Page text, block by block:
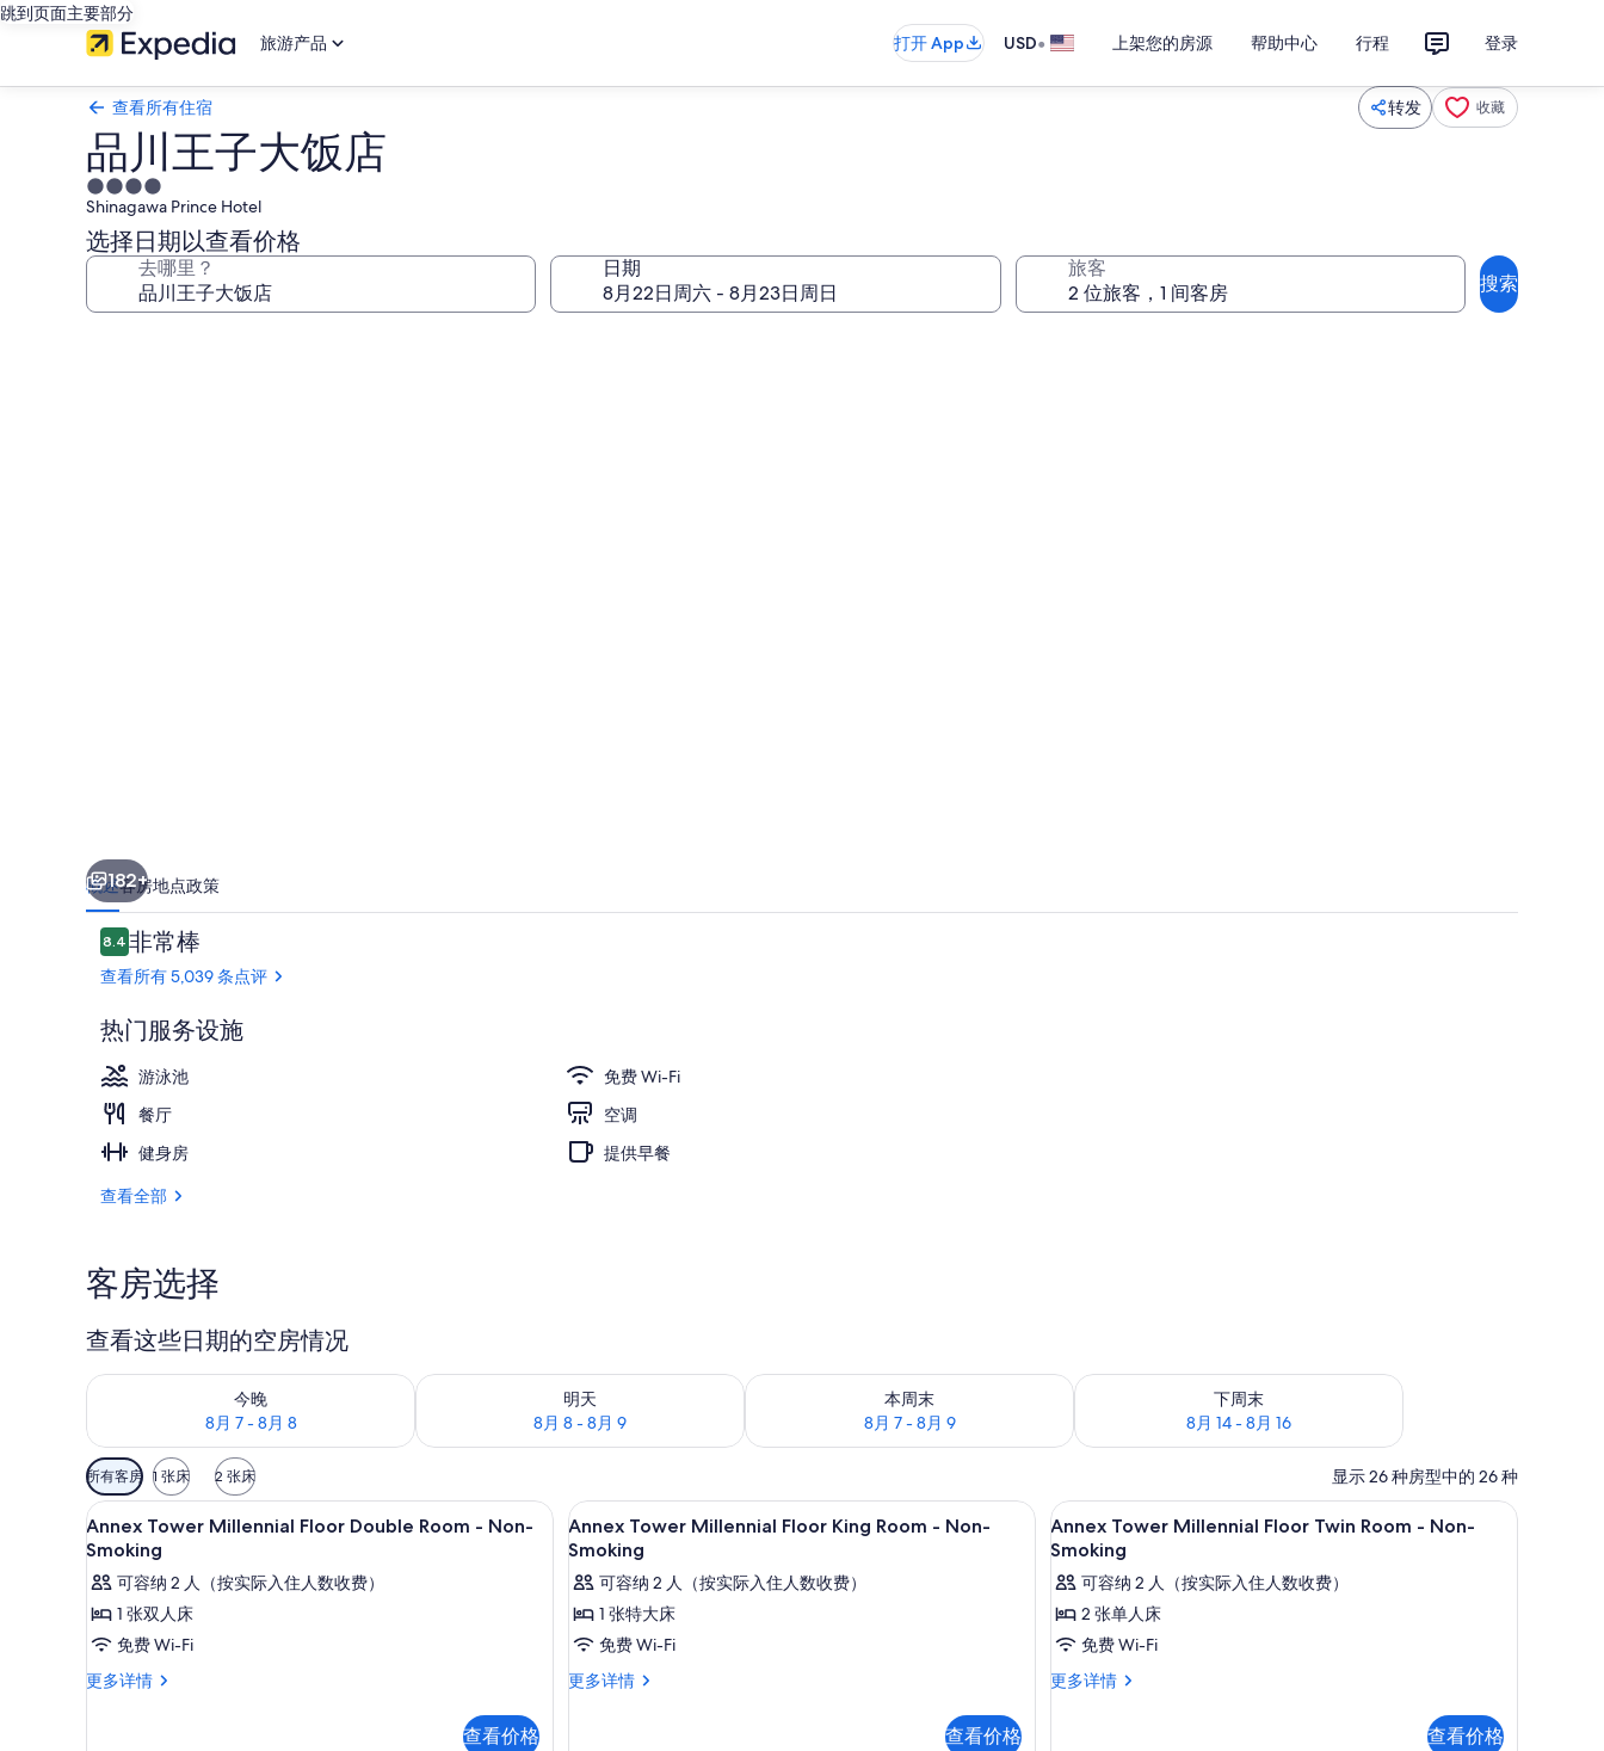
跳到页面主要部分
旅游产品
打开 App USD• 上架您的房源 帮助中心 行程 登录
查看所有住宿 转发 收藏
品川王子大饭店
4.0
星
住
宿
Shinagawa Prince Hotel
选择日期以查看价格
去哪里？ 日期 旅客
搜索
182+
概述客房地点政策
点
评
8.48.4/10
非常棒
查看所有 5,039 条点评
热门服务设施
游泳池
免费 Wi-Fi
餐厅
空调
健身房
提供早餐
查看全部
客房选择
查看这些日期的空房情况
今晚
8月 7 - 8月 8
查看今晚的空房情况：8月 7 - 8月 8
明天
8月 8 - 8月 9
查看明天的空房情况：8月 8 - 8月 9
本周末
8月 7 - 8月 9
查看本周末的空房情况：8月 7 - 8月 9
下周末
8月 14 - 8月 16
查看下周末的空房情况：8月 14 - 8月 16
可
用
的
客
房
选
条
件
所有客房 1 张床 2 张床 显示 26 种房型中的 26 种
显
示
Annex
Tower
Millennial
Floor
Double
客房内保险箱、笔记本电脑工作区、熨斗/熨板、免费 WiFi
9
Annex Tower Millennial Floor Double Room - Non-
Smoking
可容纳 2 人（按实际入住人数收费）
1 张双人床
免费 Wi-Fi
更多详情
Annex
查看价格
显
示
Annex
Tower
Millennial
Floor
King
客房内保险箱、笔记本电脑工作区、熨斗/熨板、免费 WiFi
11
Annex Tower Millennial Floor King Room - Non-
Smoking
可容纳 2 人（按实际入住人数收费）
1 张特大床
免费 Wi-Fi
更多详情
Annex
查看价格
显
示
Annex
Tower
Millennial
Floor
Twin
客房内保险箱、笔记本电脑工作区、熨斗/熨
10
Annex Tower Millennial Floor Twin Room - Non-
Smoking
可容纳 2 人（按实际入住人数收费）
2 张单人床
免费 Wi-Fi
更多详情
Annex
查看价格